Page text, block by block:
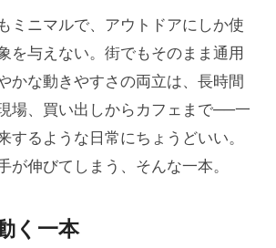
ミニマルで、アウトドアにしか使
を与えない。街でもそのまま通用
かな動きやすさの両立は、長時間
場、買い出しからカフェまで──一
するような日常にちょうどいい。
が伸びてしまう、そんな一本。
く一本